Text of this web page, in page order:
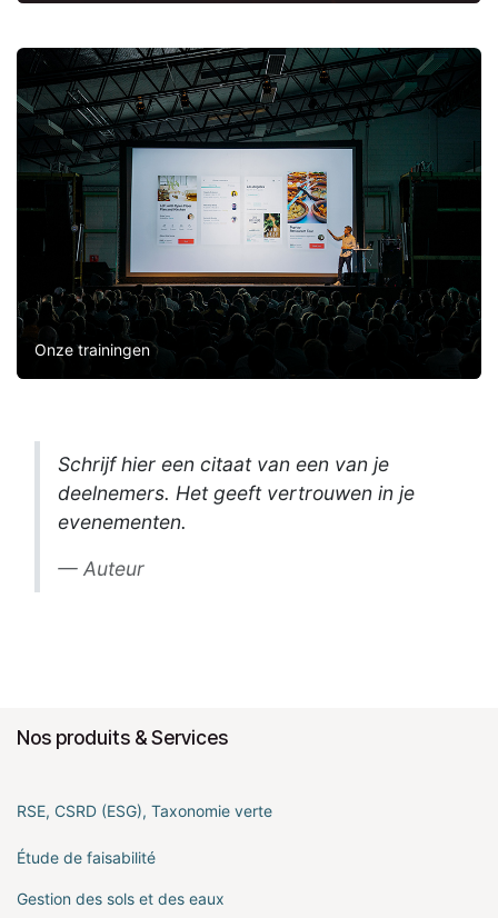
Onze trainingen
Schrijf hier een citaat van een van je
deelnemers. Het geeft vertrouwen in je
evenementen.
Auteur
Nos produits & Services
RSE, CSRD (ESG), Taxonomie verte
Étude de faisabilité
Gestion des sols et des eaux